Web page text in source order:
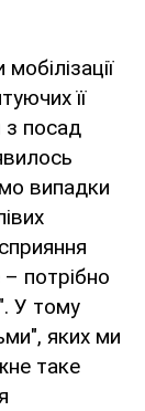
її
з посад
випадки
потрібно
У тому
яких ми
таке